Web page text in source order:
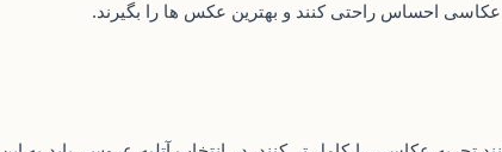
احساس راحتی کنند و بهترین عکس‌ ها را بگیرند.